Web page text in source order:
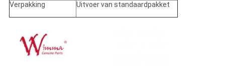
Verpakking Uitvoer van standaardpakket